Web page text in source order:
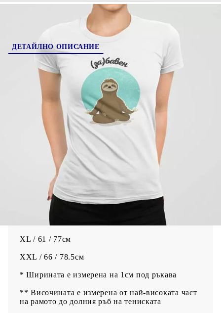
ДЕТАЙЛНО ОПИСАНИЕ
(За)бавна тениска за всякакъв повод! Прекрасен
подарък за приятел, роднина или гадже!
Тениски от 100% памук.
Качествено отпечатване на изображение върху
тениска чрез директен дигитален печат, а не
щампа. Мастилата се просмукват в текстила и
не създават дискомфорт. На пипане се усеща
мекота.
За по дълготрайни цветове препоръчваме да се
пере на 30 градуса без да се поставя в сушилня.
Тениска УНИСЕКС Размери / Ширина* /
Височина**
S / 48.5 / 69.5см
M / 53.5 / 72см
L / 56 / 74.5см
XL / 61 / 77см
XXL / 66 / 78.5см
* Ширината е измерена на 1см под ръкава
** Височината е измерена от най-високата част
на рамото до долния ръб на тениската